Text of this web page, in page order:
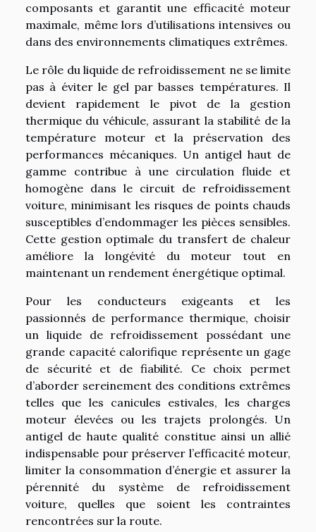
composants et garantit une efficacité moteur
maximale, même lors d’utilisations intensives ou
dans des environnements climatiques extrêmes.
Le rôle du liquide de refroidissement ne se limite
pas à éviter le gel par basses températures. Il
devient rapidement le pivot de la gestion
thermique du véhicule, assurant la stabilité de la
température moteur et la préservation des
performances mécaniques. Un antigel haut de
gamme contribue à une circulation fluide et
homogène dans le circuit de refroidissement
voiture, minimisant les risques de points chauds
susceptibles d’endommager les pièces sensibles.
Cette gestion optimale du transfert de chaleur
améliore la longévité du moteur tout en
maintenant un rendement énergétique optimal.
Pour les conducteurs exigeants et les
passionnés de performance thermique, choisir
un liquide de refroidissement possédant une
grande capacité calorifique représente un gage
de sécurité et de fiabilité. Ce choix permet
d’aborder sereinement des conditions extrêmes
telles que les canicules estivales, les charges
moteur élevées ou les trajets prolongés. Un
antigel de haute qualité constitue ainsi un allié
indispensable pour préserver l’efficacité moteur,
limiter la consommation d’énergie et assurer la
pérennité du système de refroidissement
voiture, quelles que soient les contraintes
rencontrées sur la route.